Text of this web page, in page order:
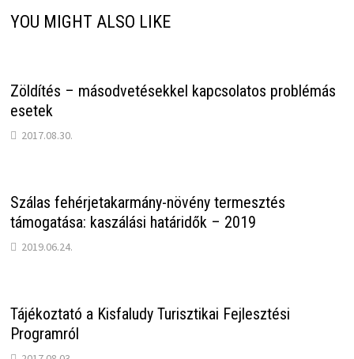
YOU MIGHT ALSO LIKE
Zöldítés – másodvetésekkel kapcsolatos problémás
esetek
2017.08.30.
Szálas fehérjetakarmány-növény termesztés
támogatása: kaszálási határidők – 2019
2019.06.24.
Tájékoztató a Kisfaludy Turisztikai Fejlesztési
Programról